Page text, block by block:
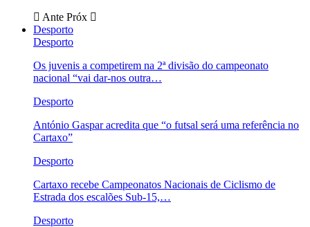
Ante Próx
Desporto
Desporto
Os juvenis a competirem na 2ª divisão do campeonato
nacional “vai dar-nos outra…
Desporto
António Gaspar acredita que “o futsal será uma referência no
Cartaxo”
Desporto
Cartaxo recebe Campeonatos Nacionais de Ciclismo de
Estrada dos escalões Sub-15,…
Desporto